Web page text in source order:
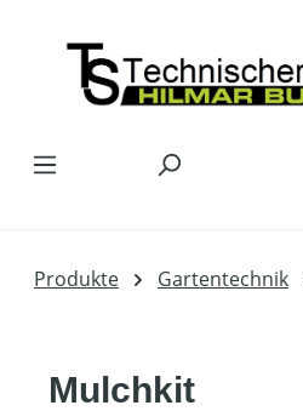
Produkte Gartentechnik
Mulchkit